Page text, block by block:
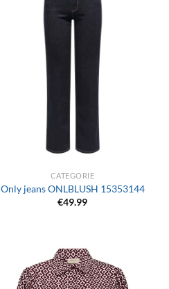
CATEGORIE
Only jeans ONLBLUSH 15353144
€49.99